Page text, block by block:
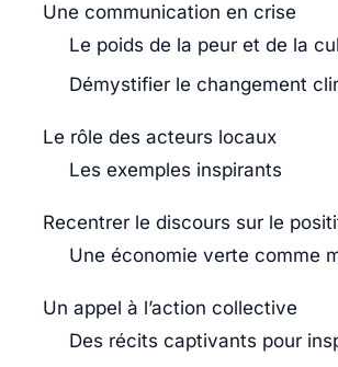
Une communication en crise
Le poids de la peur et de la
Démystifier le changement
Le rôle des acteurs locaux
Les exemples inspirants
Recentrer le discours sur le
Une économie verte comme
Un appel à l’action collective
Des récits captivants pour